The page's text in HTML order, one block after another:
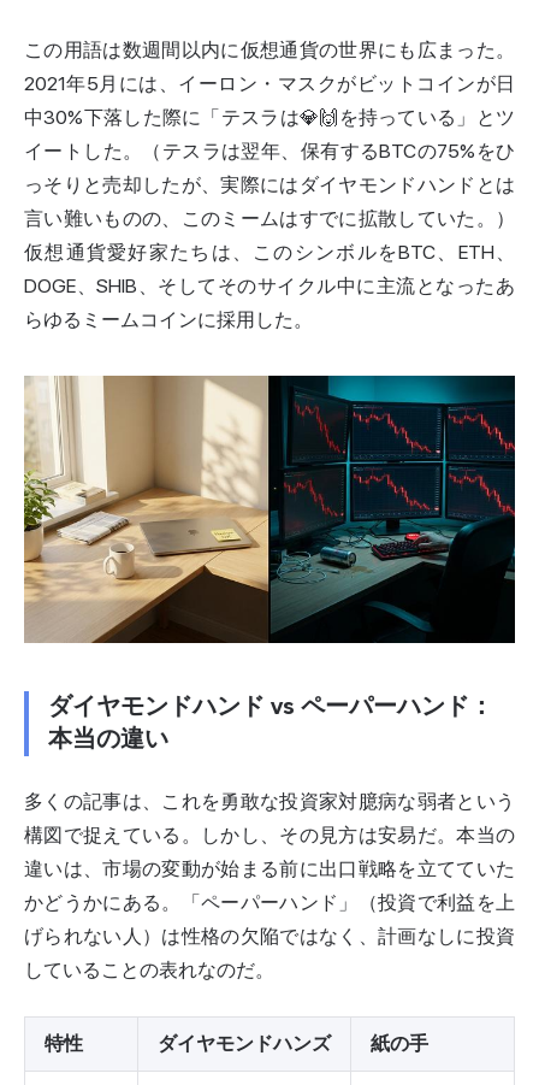
この用語は数週間以内に仮想通貨の世界にも広まった。
2021年5月には、イーロン・マスクがビットコインが日
中30%下落した際に「テスラは💎🙌を持っている」とツ
イートした。（テスラは翌年、保有するBTCの75%をひ
っそりと売却したが、実際にはダイヤモンドハンドとは
言い難いものの、このミームはすでに拡散していた。）
仮想通貨愛好家たちは、このシンボルをBTC、ETH、
DOGE、SHIB、そしてそのサイクル中に主流となったあ
らゆるミームコインに採用した。
ダイヤモンドハンド vs ペーパーハンド：
本当の違い
多くの記事は、これを勇敢な投資家対臆病な弱者という
構図で捉えている。しかし、その見方は安易だ。本当の
違いは、市場の変動が始まる前に出口戦略を立てていた
かどうかにある。「ペーパーハンド」（投資で利益を上
げられない人）は性格の欠陥ではなく、計画なしに投資
していることの表れなのだ。
特性 ダイヤモンドハンズ 紙の手